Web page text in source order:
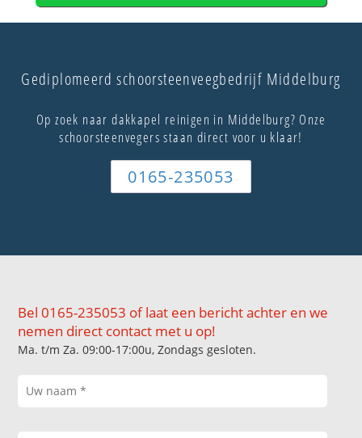
Gediplomeerd schoorsteenveegbedrijf Middelburg
Op zoek naar dakkapel reinigen in Middelburg? Onze
schoorsteenvegers staan direct voor u klaar!
0165-235053
Bel 0165-235053 of laat een bericht achter en we
nemen direct contact met u op!
Ma. t/m Za. 09:00-17:00u, Zondags gesloten.